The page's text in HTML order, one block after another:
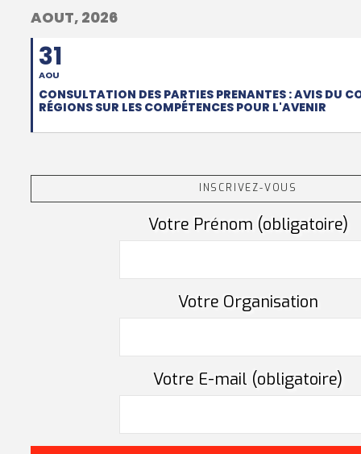
AOUT, 2026
31
AOU
CONSULTATION DES PARTIES PRENANTES : AVIS DU
RÉGIONS SUR LES COMPÉTENCES POUR L'AVENIR
INSCRIVEZ-VOUS
Votre Prénom (obligatoire)
Votre Organisation
Votre E-mail (obligatoire)